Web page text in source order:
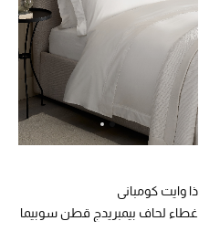
ذا وايت كومباني
غطاء لحاف بيمبريدج قطن سوبيما